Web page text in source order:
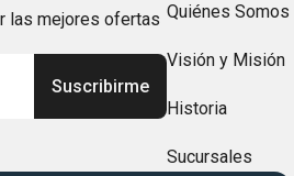
las mejores ofertas
Suscribirme
Quiénes Somos
Visión y Misión
Historia
Sucursales